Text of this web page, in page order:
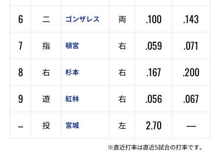
6
二 ゴンザレス 両 .100
.143
7
指 頓宮 右 .059
.071
8
右 杉本 右 .167
.200
9
遊 紅林 右 .056
.067
–
投 宮城 左 2.70 —
※直近打率は直近5試合の打率です。